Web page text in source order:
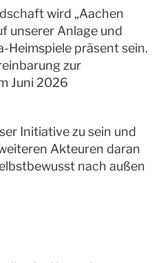
wird „Aachen
unserer Anlage und
Heimspiele präsent sein.
zur
Juni 2026
Initiative zu sein und
Akteuren daran
nach außen